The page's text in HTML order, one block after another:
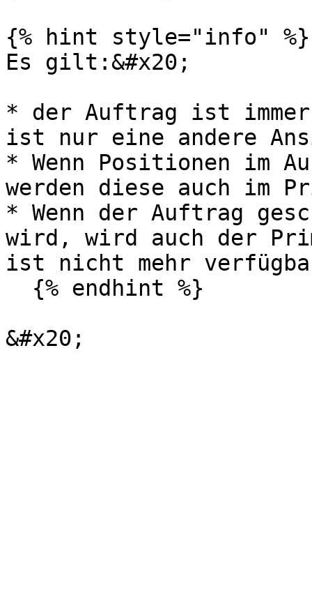
{% hint style="info" %}
Es gilt:&#x20;
* der Auftrag ist
ist nur eine andere
* Wenn Positionen im
werden diese auch im
* Wenn der Auftrag
wird, wird auch der
ist nicht mehr